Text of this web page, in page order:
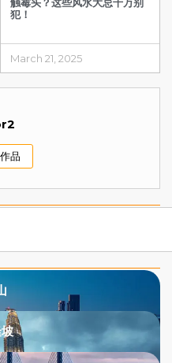
犯！
March 21, 2025
品